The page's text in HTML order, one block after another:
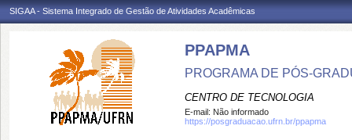
SIGAA - Sistema Integrado de Gestão de Atividades Acadêmicas
PPAPMA
PROGRAMA DE PÓS-
CENTRO DE TECNOLOGIA
E-mail: Não informado
https://posgraduacao.ufrn.br/ppapma